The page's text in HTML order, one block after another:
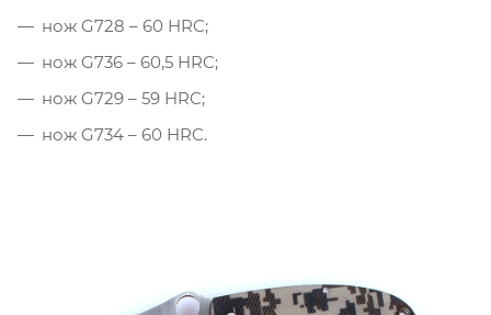
нож G728 – 60 HRC;
нож G736 – 60,5 HRC;
нож G729 – 59 HRC;
нож G734 – 60 HRC.